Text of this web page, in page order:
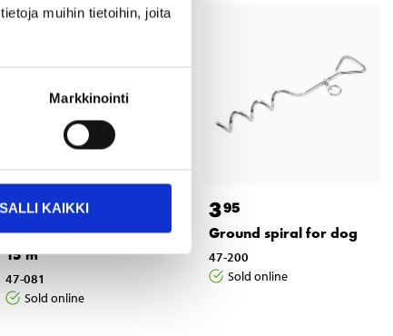
muihin tietoihin, joita
Markkinointi
SALLI KAIKKI
1495
Tracking Lead, orange,
15 m
47-081
Sold online
395
Ground spiral for dog
47-200
Sold online